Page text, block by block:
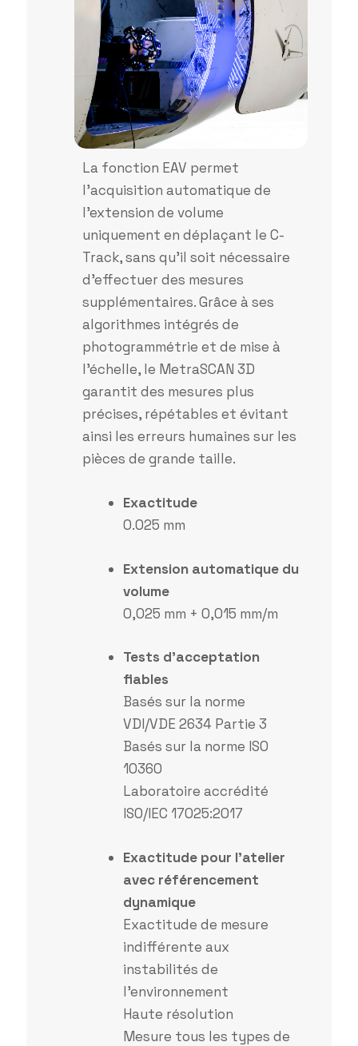
La fonction EAV permet
l’acquisition automatique de
l’extension de volume
uniquement en déplaçant le C-
Track, sans qu’il soit nécessaire
d’effectuer des mesures
supplémentaires. Grâce à ses
algorithmes intégrés de
photogrammétrie et de mise à
l’échelle, le MetraSCAN 3D
garantit des mesures plus
précises, répétables et évitant
ainsi les erreurs humaines sur les
pièces de grande taille.
Exactitude
0.025 mm
Extension automatique du
volume
0,025 mm + 0,015 mm/m
Tests d’acceptation
fiables
Basés sur la norme
VDI/VDE 2634 Partie 3
Basés sur la norme ISO
10360
Laboratoire accrédité
ISO/IEC 17025:2017
Exactitude pour l’atelier
avec référencement
dynamique
Exactitude de mesure
indifférente aux
instabilités de
l’environnement
Haute résolution
Mesure tous les types de